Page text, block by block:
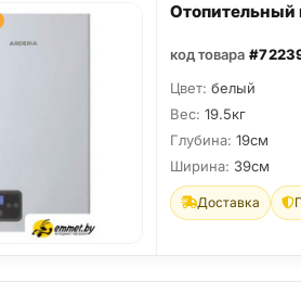
Отопительный
код товара
Цвет: белый
Вес: 19.5кг
Глубина: 19см
Ширина: 39см
Доставка